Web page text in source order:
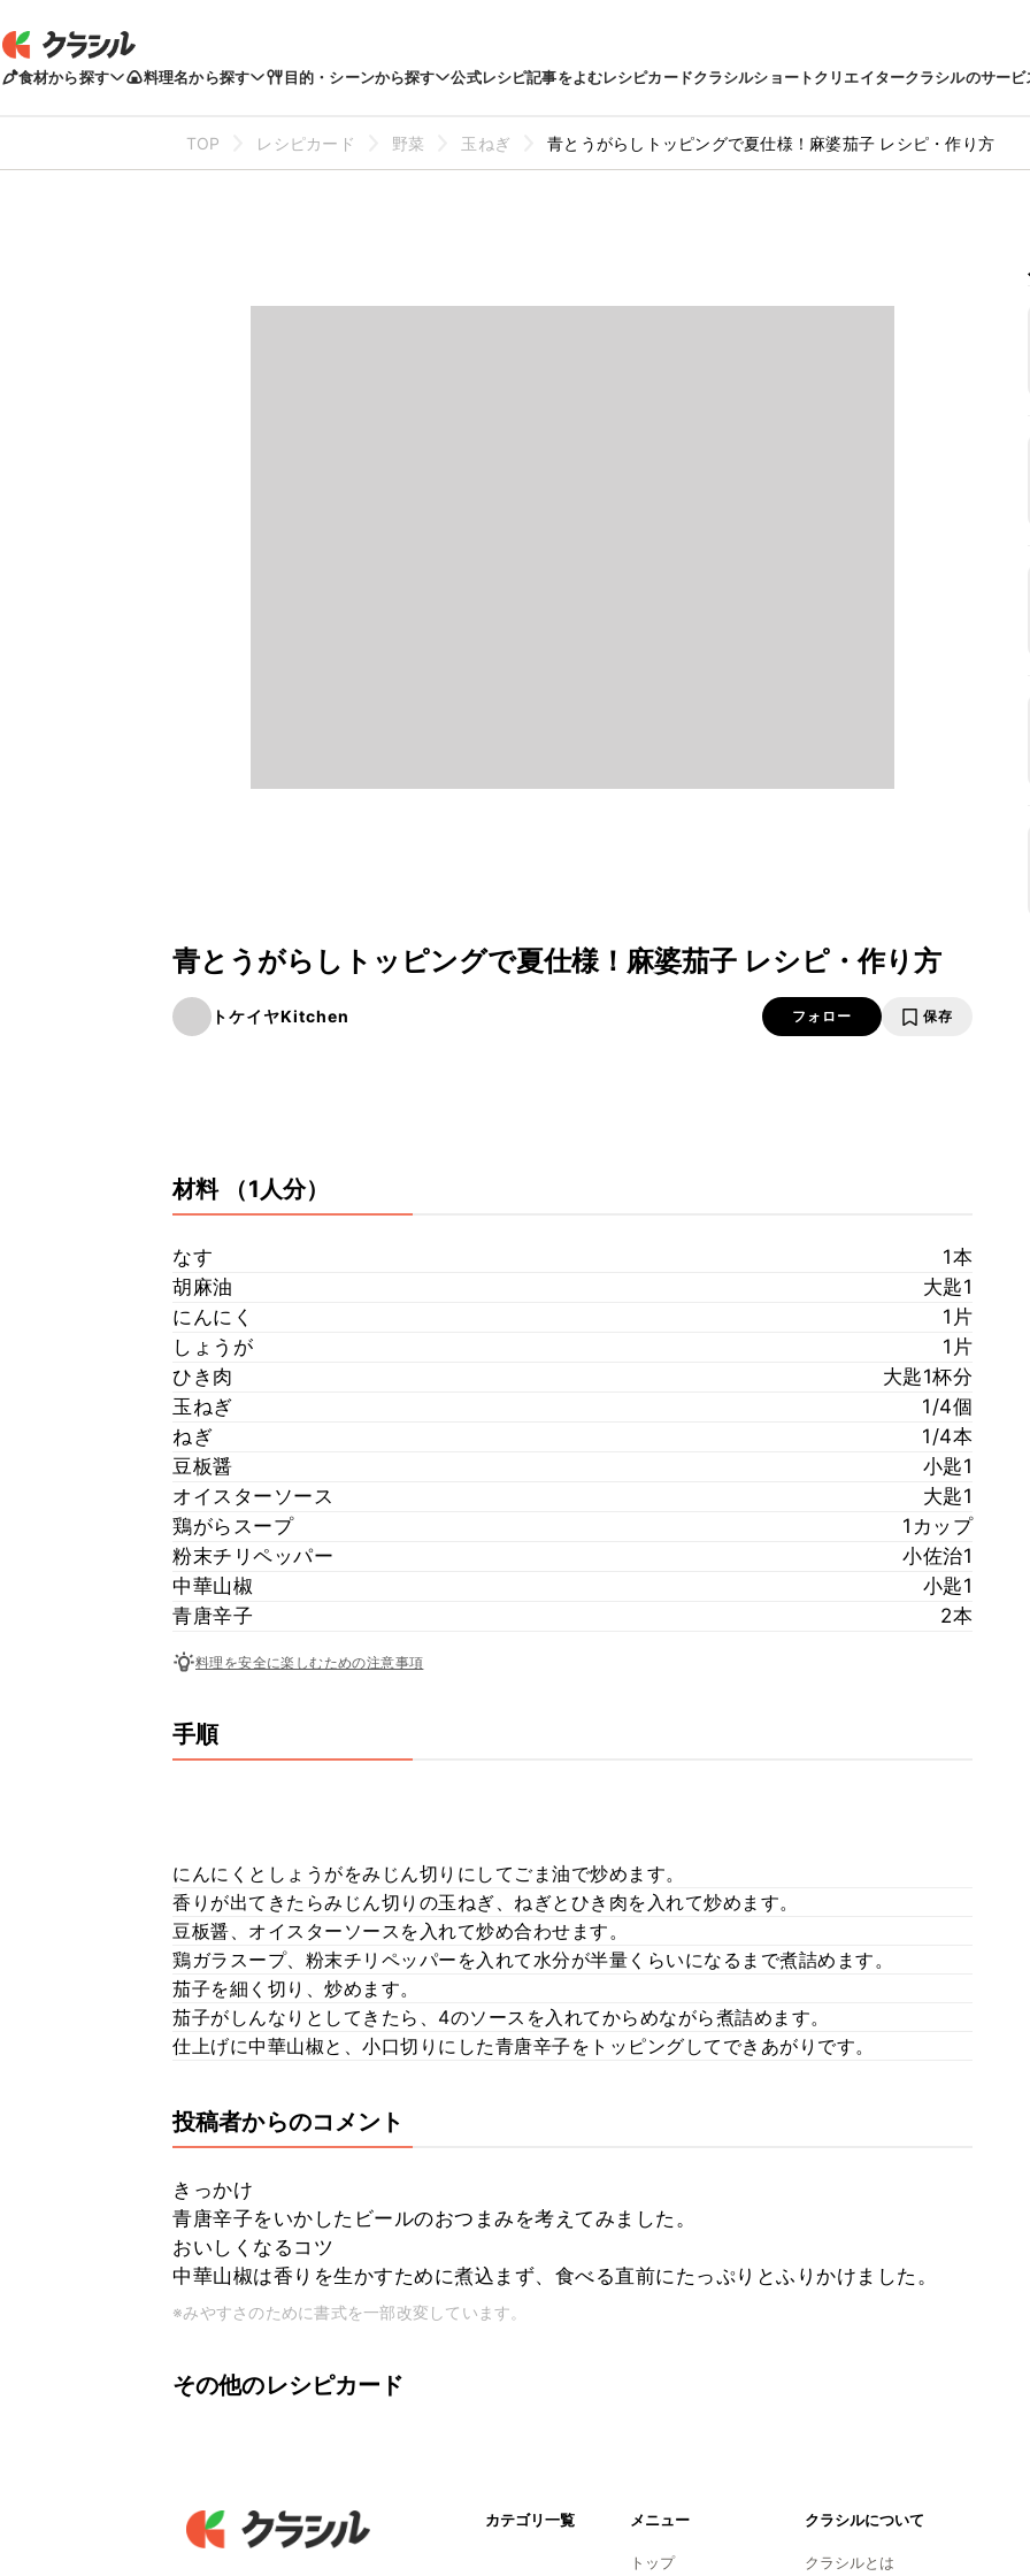
食材から探す 料理名から探す 目的・シーンから探す 公式レシピ記事をよむレシピカードクラシルショートクリエイタークラシルのサービ
TOP レシピカード 野菜 玉ねぎ 青とうがらしトッピングで夏仕様！麻婆茄子 レシピ・作り方
青とうがらしトッピングで夏仕様！麻婆茄子 レシピ・作り方
トケイヤKitchen フォロー 保存
材料 （1人分）
なす
1本
胡麻油
大匙1
にんにく
1片
しょうが
1片
ひき肉
大匙1杯分
玉ねぎ
1/4個
ねぎ
1/4本
豆板醤
小匙1
オイスターソース
大匙1
鶏がらスープ
1カップ
粉末チリペッパー
小佐治1
中華山椒
小匙1
青唐辛子
2本
料理を安全に楽しむための注意事項
手順
にんにくとしょうがをみじん切りにしてごま油で炒めます。
香りが出てきたらみじん切りの玉ねぎ、ねぎとひき肉を入れて炒めます。
豆板醤、オイスターソースを入れて炒め合わせます。
鶏ガラスープ、粉末チリペッパーを入れて水分が半量くらいになるまで煮詰めます。
茄子を細く切り、炒めます。
茄子がしんなりとしてきたら、4のソースを入れてからめながら煮詰めます。
仕上げに中華山椒と、小口切りにした青唐辛子をトッピングしてできあがりです。
投稿者からのコメント
きっかけ
青唐辛子をいかしたビールのおつまみを考えてみました。
おいしくなるコツ
中華山椒は香りを生かすために煮込まず、食べる直前にたっぷりとふりかけました。
※みやすさのために書式を一部改変しています。
その他のレシピカード
カテゴリ一覧 メニュー
トップ
クラシルについて
クラシルとは